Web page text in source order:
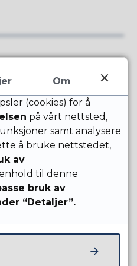
grafisk profil
Om
(cookies) for å
på vårt nettsted,
samt analysere
å bruke nettstedet,
av
til denne
bruk av
“Detaljer”.